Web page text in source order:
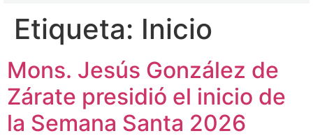
Etiqueta: Inicio
Mons. Jesús González de
Zárate presidió el inicio de
la Semana Santa 2026